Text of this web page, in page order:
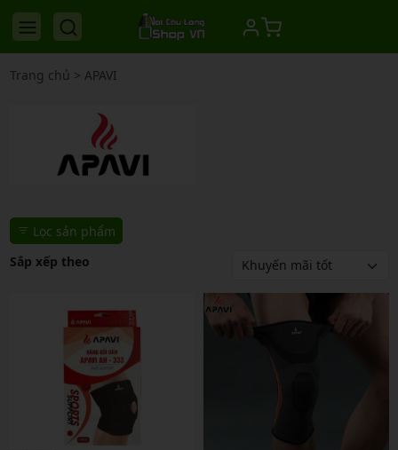
Trang chủ > APAVI
Lọc sản phẩm
Sắp xếp theo